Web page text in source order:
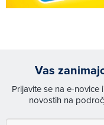
Vas
Prijavite se na e-
novostih na